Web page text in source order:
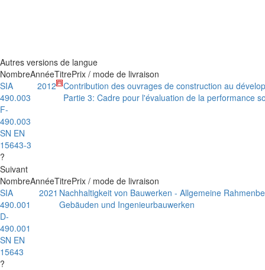
Autres versions de langue
NombreAnnéeTitrePrix / mode de livraison
SIA
490.003
F-
490.003
SN EN
15643-3
?
2012
Contribution des ouvrages de construction au
Partie 3: Cadre pour l'évaluation de la performance
Suivant
NombreAnnéeTitrePrix / mode de livraison
SIA
490.001
D-
490.001
SN EN
15643
?
2021 Nachhaltigkeit von Bauwerken - Allgemeine
Gebäuden und Ingenieurbauwerken